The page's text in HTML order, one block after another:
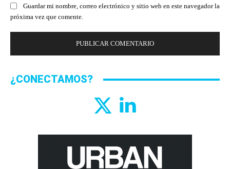
Guardar mi nombre, correo electrónico y sitio web en este navegador la
próxima vez que comente.
¿CONECTAMOS?